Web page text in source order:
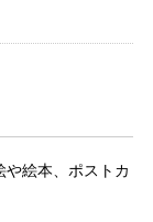
や絵本、ポストカ